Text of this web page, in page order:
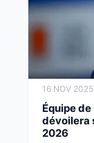
16 NOV
Équipe
dévoilera
2026